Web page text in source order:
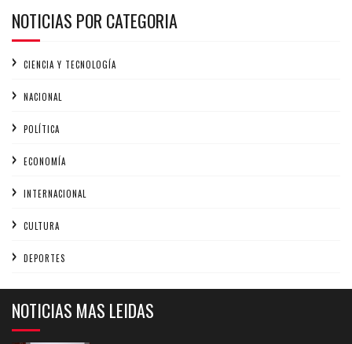
NOTICIAS POR CATEGORIA
CIENCIA Y TECNOLOGÍA
NACIONAL
POLÍTICA
ECONOMÍA
INTERNACIONAL
CULTURA
DEPORTES
NOTICIAS MAS LEIDAS